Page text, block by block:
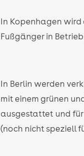
In Kopenhagen wird
Fußgänger in
In Berlin werden
mit einem grünen
ausgestattet und
(noch nicht speziell